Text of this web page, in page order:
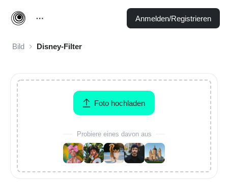
Anmelden/Registrieren
Bild Disney-Filter
Foto hochladen
Probiere eines davon aus